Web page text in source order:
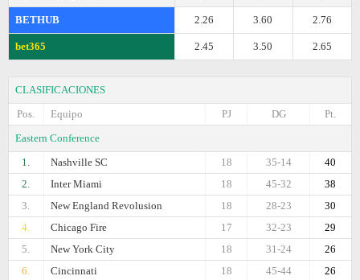
BETHUB 2.76
3.60
2.26
bet365 2.65
3.50
2.45
CLASIFICACIONES
Pos.
Equipo Pt.
DG
PJ
Eastern Conference
1.
Nashville SC 40
35-14
18
2.
Inter Miami 38
45-32
18
3.
New England Revolusion 30
28-23
18
4.
Chicago Fire 29
32-23
17
5.
New York City 26
31-24
18
6.
Cincinnati 26
45-44
18